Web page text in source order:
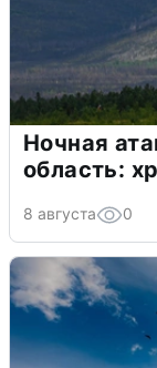
Ночная
область:
8 августа 0